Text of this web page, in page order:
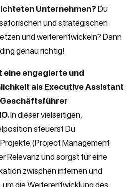
Unternehmen? Du
und strategischen
und weiterentwickeln? Dann
genau richtig!
eine engagierte und
als Executive Assistant
In dieser vielseitigen,
steuerst Du
(Project Management
Relevanz und sorgst für eine
zwischen internen und
die Weiterentwicklung des